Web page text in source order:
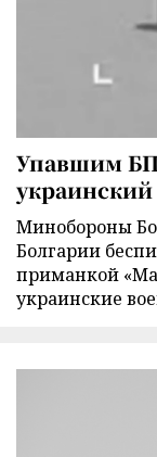
Упавшим
Минобороны
Болгарии
приманкой
украинские